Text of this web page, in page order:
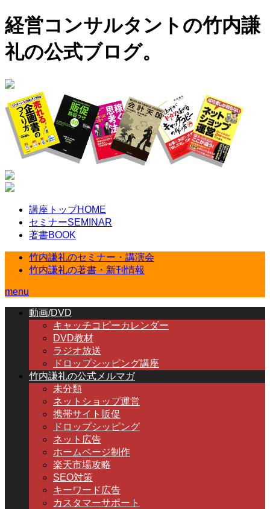
経営コンサルタントの竹内謙
礼の公式ブログ。
講座トップHOME
セミナーSEMINAR
著書BOOK
竹内謙礼のセミナー・講演会
竹内謙礼の著書・新刊情報
menu
動画/DVD
キャッチコピーカレンダー
DVD教材
ラジオ放送
ドロップシッピング講座
竹内謙礼の公式メルマガ
未分類
ネットショップ運営
携帯サイト販促
ドロップシッピング
ネット広告
ホームページ制作
楽天市場攻略
SEO対策
キーワード広告
カスタマーサポート